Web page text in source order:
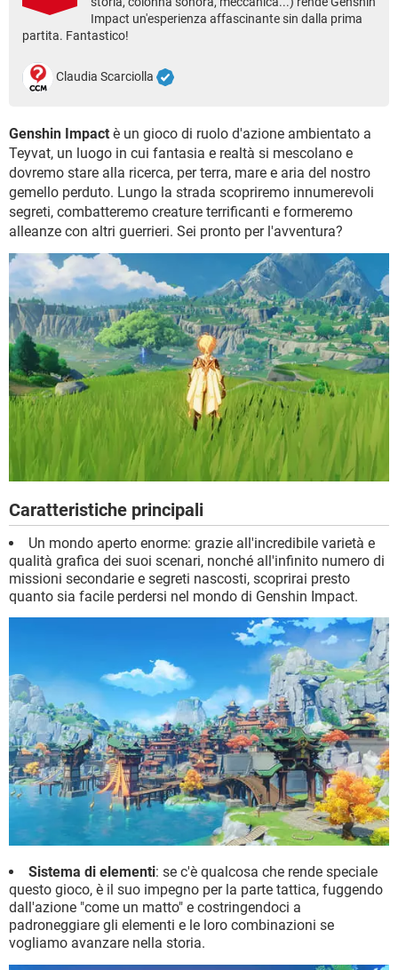
TIKTOK FACEBOOK
HARDWARE
Impact un'esperienza affascinante sin dalla prima
partita. Fantastico!
Claudia Scarciolla
Genshin Impact è un gioco di ruolo d'azione ambientato a
Teyvat, un luogo in cui fantasia e realtà si mescolano e
dovremo stare alla ricerca, per terra, mare e aria del nostro
gemello perduto. Lungo la strada scopriremo innumerevoli
segreti, combatteremo creature terrificanti e formeremo
alleanze con altri guerrieri. Sei pronto per l'avventura?
Caratteristiche principali
Un mondo aperto enorme: grazie all'incredibile varietà e
qualità grafica dei suoi scenari, nonché all'infinito numero di
missioni secondarie e segreti nascosti, scoprirai presto
quanto sia facile perdersi nel mondo di Genshin Impact.
Sistema di elementi: se c'è qualcosa che rende speciale
questo gioco, è il suo impegno per la parte tattica, fuggendo
dall'azione "come un matto" e costringendoci a
padroneggiare gli elementi e le loro combinazioni se
vogliamo avanzare nella storia.